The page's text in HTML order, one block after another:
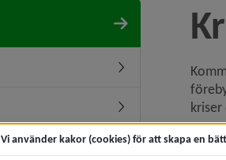
Undermeny för Akut
Undermeny för kriser
Till
Vi använder kakor (cookies) för att skapa en